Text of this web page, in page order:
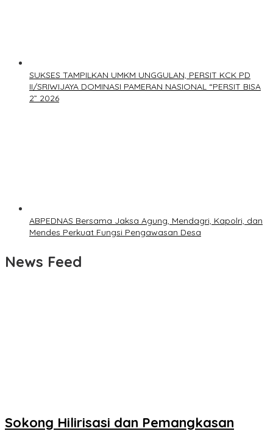
SUKSES TAMPILKAN UMKM UNGGULAN, PERSIT KCK PD
II/SRIWIJAYA DOMINASI PAMERAN NASIONAL “PERSIT BISA
2” 2026
ABPEDNAS Bersama Jaksa Agung, Mendagri, Kapolri, dan
Mendes Perkuat Fungsi Pengawasan Desa
News Feed
Sokong Hilirisasi dan Pemangkasan